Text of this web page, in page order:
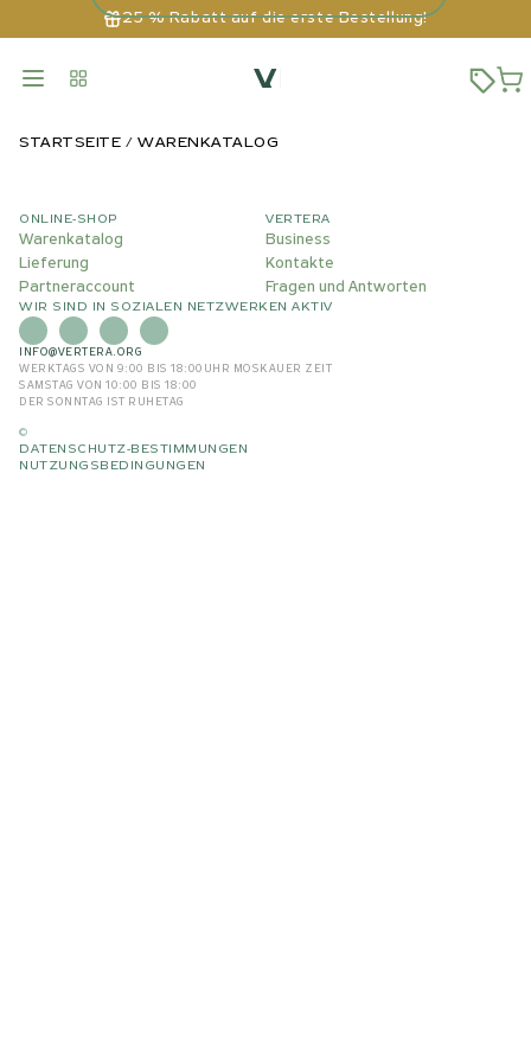
25 % Rabatt auf die erste Bestellung!
STARTSEITE WARENKATALOG
ONLINE-SHOP
Warenkatalog
Lieferung
Partneraccount
VERTERA
Business
Kontakte
Fragen und Antworten
WIR SIND IN SOZIALEN NETZWERKEN AKTIV
INFO@VERTERA.ORG
WERKTAGS VON 9:00 BIS 18:00 UHR MOSKAUER ZEIT
SAMSTAG VON 10:00 BIS 18:00
DER SONNTAG IST RUHETAG
©
DATENSCHUTZ-BESTIMMUNGEN
NUTZUNGSBEDINGUNGEN